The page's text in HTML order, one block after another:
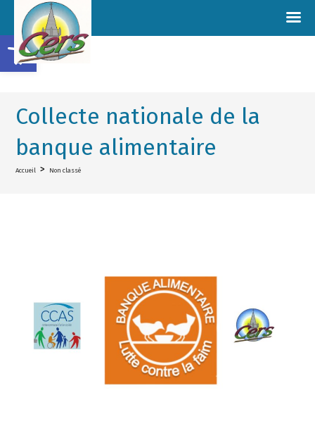
Collecte nationale de la
banque alimentaire
Accueil > Non classé
Ouvrir la barre d’outils